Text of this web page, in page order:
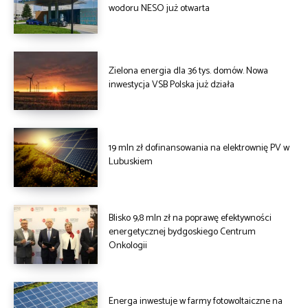
wodoru NESO już otwarta
Zielona energia dla 36 tys. domów. Nowa
inwestycja VSB Polska już działa
19 mln zł dofinansowania na elektrownię PV w
Lubuskiem
Blisko 9,8 mln zł na poprawę efektywności
energetycznej bydgoskiego Centrum
Onkologii
Energa inwestuje w farmy fotowoltaiczne na